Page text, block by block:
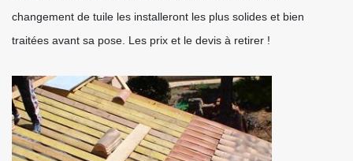
changement de tuile les installeront les plus solides et bien
traitées avant sa pose. Les prix et le devis à retirer !